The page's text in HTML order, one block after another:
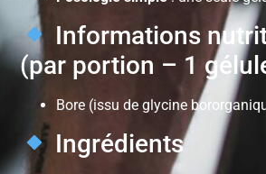
Informations
(par portion – 1
Bore (issu de glycine
Ingrédients